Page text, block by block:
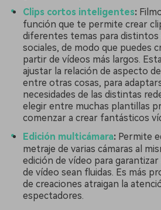
Clips cortos inteligentes:
función que te permite crear
diferentes temas para
sociales, de modo que puedes
partir de vídeos más largos.
ajustar la relación de aspecto
entre otras cosas, para
necesidades de las distintas
elegir entre muchas plantillas
comenzar a crear fantásticos
Edición multicámara: Permite
metraje de varias cámaras al
edición de vídeo para
de vídeo sean fluidas. Es más
de creaciones atraigan la
espectadores.